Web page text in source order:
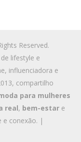
Reserved.
lifestyle e
influenciadora e
compartilho
para mulheres
real, bem-estare
e conexão. |